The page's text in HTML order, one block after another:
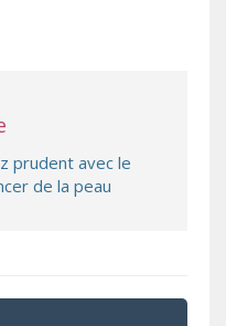
prudent avec le
de la peau